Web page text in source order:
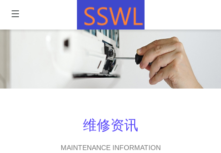
维修资讯
MAINTENANCE INFORMATION